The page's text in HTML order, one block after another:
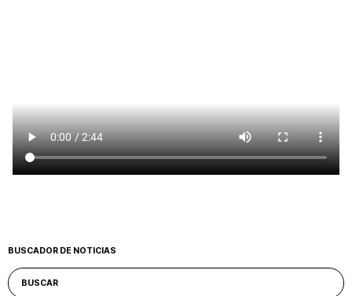
BUSCADOR DE NOTICIAS